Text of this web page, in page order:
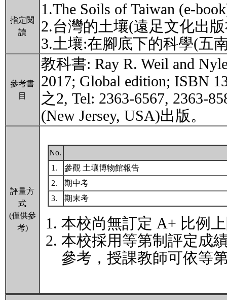
指定閱
讀
1.The Soils of Taiwan (e-
2.台灣的土壤(遠足文化出
3.土壤:在腳底下的科學(五
參考書
目
教科書: Ray R. Weil and
2017; Global edition; ISBN
之2, Tel: 2363-6567, 2363-
(New Jersey, USA)出版。
評量方
式
(僅供參
考)
No.
1.
參觀 土壤博物館報告
2.
期中考
3.
期末考
本校尚無訂定 A+ 比例
本校採用等第制評定成
參考，授課教師可依等